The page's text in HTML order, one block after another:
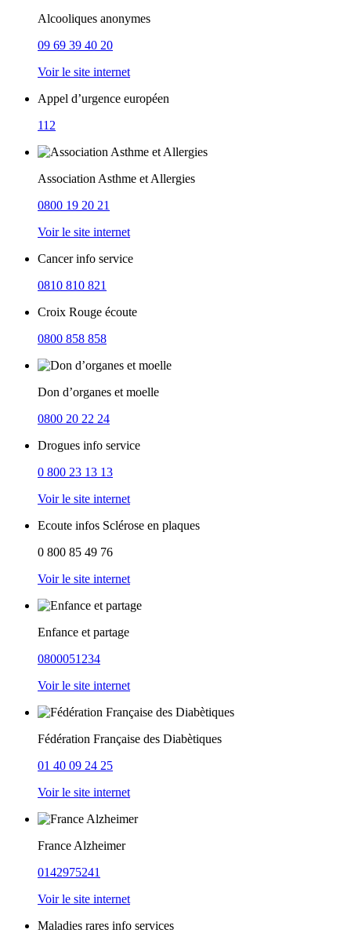
Alcooliques anonymes
09 69 39 40 20
Voir le site internet
Appel d’urgence européen
112
Association Asthme et Allergies
0800 19 20 21
Voir le site internet
Cancer info service
0810 810 821
Croix Rouge écoute
0800 858 858
Don d’organes et moelle
0800 20 22 24
Drogues info service
0 800 23 13 13
Voir le site internet
Ecoute infos Sclérose en plaques
0 800 85 49 76
Voir le site internet
Enfance et partage
0800051234
Voir le site internet
Fédération Française des Diabètiques
01 40 09 24 25
Voir le site internet
France Alzheimer
0142975241
Voir le site internet
Maladies rares info services